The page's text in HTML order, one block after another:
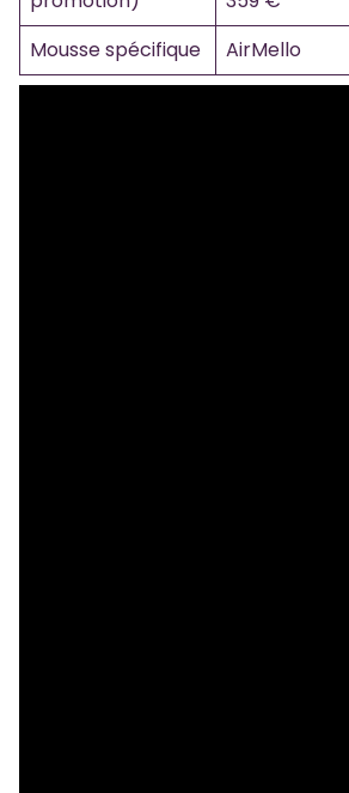
Mousse spécifique
AirMello